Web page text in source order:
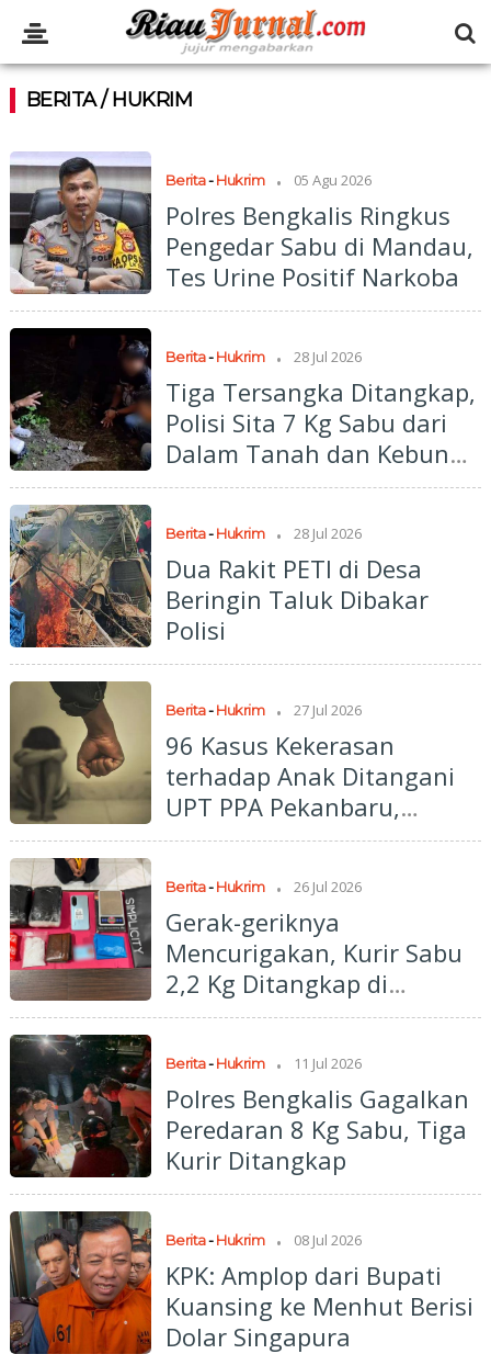
BERITA / HUKRIM
Berita-Hukrim . 05 Agu 2026
Polres Bengkalis Ringkus
Pengedar Sabu di Mandau,
Tes Urine Positif Narkoba
Berita-Hukrim . 28 Jul 2026
Tiga Tersangka Ditangkap,
Polisi Sita 7 Kg Sabu dari
Dalam Tanah dan Kebun
Sawit
Berita-Hukrim . 28 Jul 2026
Dua Rakit PETI di Desa
Beringin Taluk Dibakar
Polisi
Berita-Hukrim . 27 Jul 2026
96 Kasus Kekerasan
terhadap Anak Ditangani
UPT PPA Pekanbaru,
Korban Perempuan
Berita-Hukrim . 26 Jul 2026
Gerak-geriknya
Mencurigakan, Kurir Sabu
2,2 Kg Ditangkap di
Bandara SSK II Pekanbaru
Berita-Hukrim . 11 Jul 2026
Polres Bengkalis Gagalkan
Peredaran 8 Kg Sabu, Tiga
Kurir Ditangkap
Berita-Hukrim . 08 Jul 2026
KPK: Amplop dari Bupati
Kuansing ke Menhut Berisi
Dolar Singapura